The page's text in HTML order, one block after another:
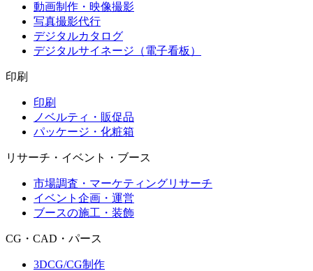
動画制作・映像撮影
写真撮影代行
デジタルカタログ
デジタルサイネージ（電子看板）
印刷
印刷
ノベルティ・販促品
パッケージ・化粧箱
リサーチ・イベント・ブース
市場調査・マーケティングリサーチ
イベント企画・運営
ブースの施工・装飾
CG・CAD・パース
3DCG/CG制作